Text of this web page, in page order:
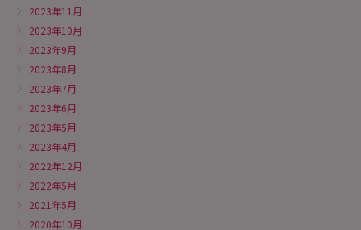
2023年11月
2023年10月
2023年9月
2023年8月
2023年7月
2023年6月
2023年5月
2023年4月
2022年12月
2022年5月
2021年5月
2020年10月